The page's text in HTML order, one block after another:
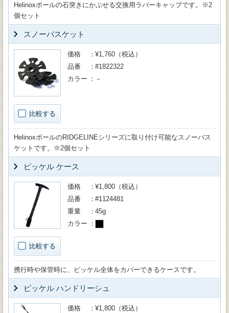
Helinoxポールの石突きにかぶせる交換用ラバーキャップです。※2
個セット
スノーバスケット
比較する
価格
¥1,760（税込）
品番
#1822322
カラー
－
HelinoxポールのRIDGELINEシリーズに取り付け可能なスノーバス
ケットです。※2個セット
ピッケル ケース
比較する
価格
¥1,800（税込）
品番
#1124481
重量
45g
カラー
携行時や保管時に、ピッケル全体をカバーできるケースです。
ピッケル ハンドリーシュ
価格
¥1,800（税込）